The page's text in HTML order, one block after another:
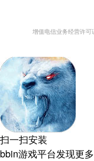
增值电信业务经营许可
扫一扫安装
bbin游戏平台发现更多